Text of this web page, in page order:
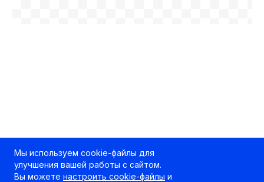
Мы используем cookie-файлы для
улучшения вашей работы с сайтом.
Вы можете настроить cookie-файлы и